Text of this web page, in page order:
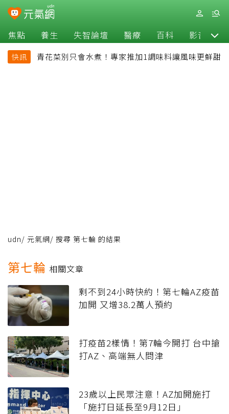
焦點 養生 失智論壇 醫療 百科 影音
快訊 青花菜別只會水煮！專家推加1調味料讓風味更鮮甜
udn/ 元氣網/ 搜尋 第七輪 的結果
第七輪 相關文章
剩不到24小時快約！第七輪AZ疫苗
加開 又增38.2萬人預約
打疫苗2樣情！第7輪今開打 台中搶
打AZ、高端無人問津
23歲以上民眾注意！AZ加開施打
「施打日延長至9月12日」